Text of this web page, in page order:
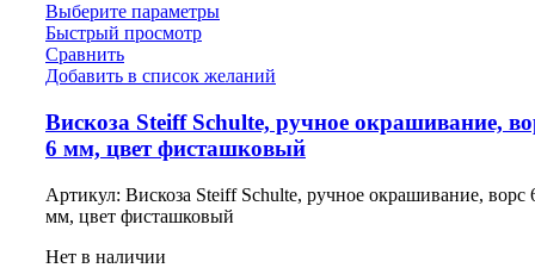
Выберите параметры
Быстрый просмотр
Сравнить
Добавить в список желаний
Вискоза Steiff Schulte, ручное окрашивание,
6 мм, цвет фисташковый
Артикул: Вискоза Steiff Schulte, ручное окрашивание, ворс
мм, цвет фисташковый
Нет в наличии